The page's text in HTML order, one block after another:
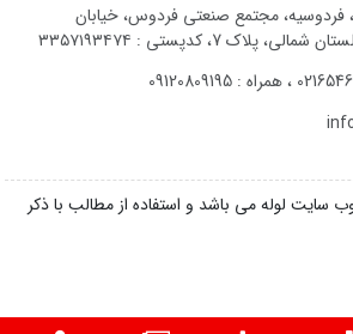
، فردوسیه، مجتمع صنعتی فردوس، خیابان
پلاک 7، کدپستی : ۳۳۵۷۱۹۳۴۷۴
: 09120809195
سایت لوله می باشد و استفاده از مطالب با ذکر